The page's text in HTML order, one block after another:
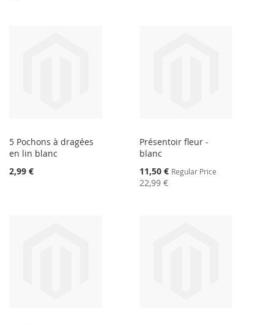
5 Pochons à dragées
en lin blanc
2,99 €
Présentoir fleur -
blanc
Special
Price
11,50 € Regular Price
22,99 €